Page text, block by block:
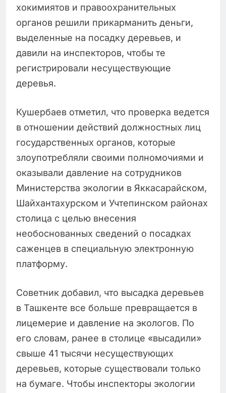
хокимиятов и правоохранительных
органов решили прикарманить деньги,
выделенные на посадку деревьев, и
давили на инспекторов, чтобы те
регистрировали несуществующие
деревья.
Кушербаев отметил, что проверка ведется
в отношении действий должностных лиц
государственных органов, которые
злоупотребляли своими полномочиями и
оказывали давление на сотрудников
Министерства экологии в Яккасарайском,
Шайхантахурском и Учтепинском районах
столица с целью внесения
необоснованных сведений о посадках
саженцев в специальную электронную
платформу.
Советник добавил, что высадка деревьев
в Ташкенте все больше превращается в
лицемерие и давление на экологов. По
его словам, ранее в столице «высадили»
свыше 41 тысячи несуществующих
деревьев, которые существовали только
на бумаге. Чтобы инспекторы экологии